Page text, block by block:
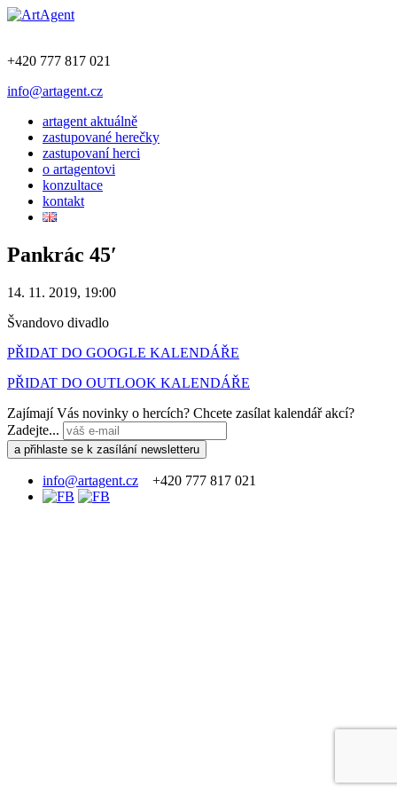
+420 777 817 021
info@artagent.cz
artagent aktuálně
zastupované herečky
zastupovaní herci
o artagentovi
konzultace
kontakt
Pankrác 45′
14. 11. 2019, 19:00
Švandovo divadlo
PŘIDAT DO GOOGLE KALENDÁŘE
PŘIDAT DO OUTLOOK KALENDÁŘE
Zajímají Vás novinky o hercích? Chcete zasílat kalendář akcí?
Zadejte...
info@artagent.cz +420 777 817 021